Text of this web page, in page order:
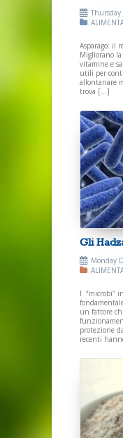
Asparago: il
Migliorano
vitamine e
utili per
allontanare
trova […]
Gli
Monday
I “microbi”
un fattore
protezione
recenti